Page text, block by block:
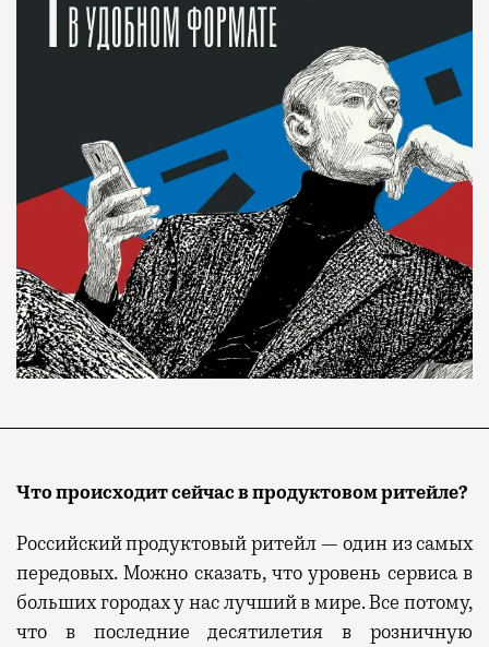
Что происходит сейчасв продуктовом ритейле?
Российскийпродуктовый ритейл — один из самых
передовых.Можно сказать, чтоуровень сервиса в
большихгородаху наслучшийв мире.Все потому,
что в последние десятилетия в розничную